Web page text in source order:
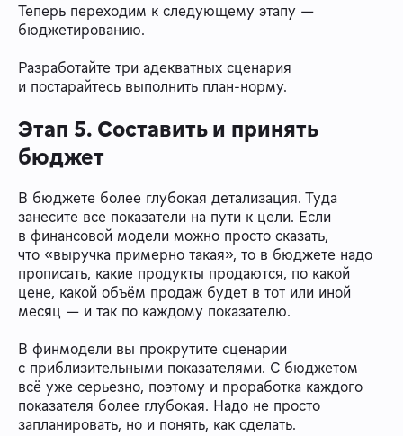
Теперь переходим к следующему этапу —
бюджетированию.
Разработайте три адекватных сценария
и постарайтесь выполнить план-норму.
Этап 5. Составить и принять
бюджет
В бюджете более глубокая детализация. Туда
занесите все показатели на пути к цели. Если
в финансовой модели можно просто сказать,
что «выручка примерно такая», то в бюджете надо
прописать, какие продукты продаются, по какой
цене, какой объём продаж будет в тот или иной
месяц — и так по каждому показателю.
В финмодели вы прокрутите сценарии
с приблизительными показателями. С бюджетом
всё уже серьезно, поэтому и проработка каждого
показателя более глубокая. Надо не просто
запланировать, но и понять, как сделать.